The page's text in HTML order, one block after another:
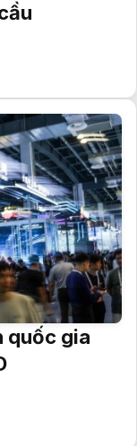
quốc gia